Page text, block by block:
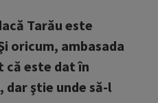
Tarău este
oricum, ambasada
că este dat în
ştie unde să-l